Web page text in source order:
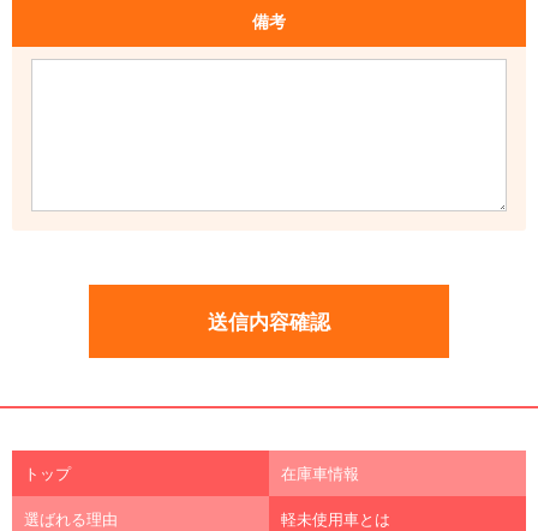
備考
トップ 在庫車情報
選ばれる理由 軽未使用車とは